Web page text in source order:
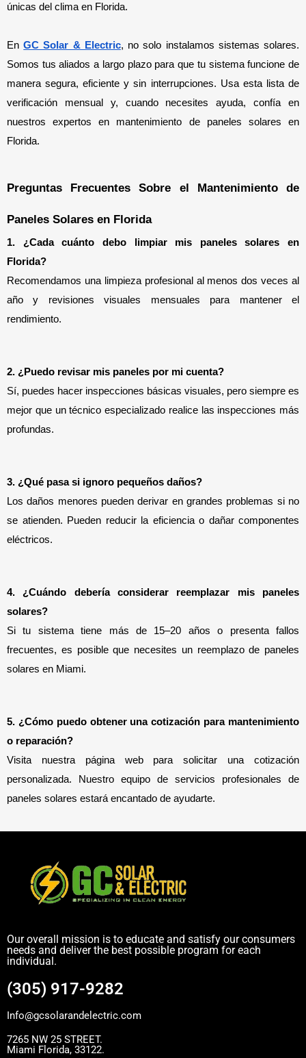
únicas del clima en Florida.
En GC Solar & Electric, no solo instalamos sistemas solares.
Somos tus aliados a largo plazo para que tu sistema funcione de
manera segura, eficiente y sin interrupciones. Usa esta lista de
verificación mensual y, cuando necesites ayuda, confía en
nuestros expertos en mantenimiento de paneles solares en
Florida.
Preguntas Frecuentes Sobre el Mantenimiento de
Paneles Solares en Florida
1. ¿Cada cuánto debo limpiar mis paneles solares en
Florida?
Recomendamos una limpieza profesional al menos dos veces al
año y revisiones visuales mensuales para mantener el
rendimiento.
2. ¿Puedo revisar mis paneles por mi cuenta?
Sí, puedes hacer inspecciones básicas visuales, pero siempre es
mejor que un técnico especializado realice las inspecciones más
profundas.
3. ¿Qué pasa si ignoro pequeños daños?
Los daños menores pueden derivar en grandes problemas si no
se atienden. Pueden reducir la eficiencia o dañar componentes
eléctricos.
4. ¿Cuándo debería considerar reemplazar mis paneles
solares?
Si tu sistema tiene más de 15–20 años o presenta fallos
frecuentes, es posible que necesites un reemplazo de paneles
solares en Miami.
5. ¿Cómo puedo obtener una cotización para mantenimiento
o reparación?
Visita nuestra página web para solicitar una cotización
personalizada. Nuestro equipo de servicios profesionales de
paneles solares estará encantado de ayudarte.
Our overall mission is to educate and satisfy our consumers
needs and deliver the best possible program for each
individual.
(305) 917-9282
Info@gcsolarandelectric.com
7265 NW 25 STREET.
Miami Florida, 33122.